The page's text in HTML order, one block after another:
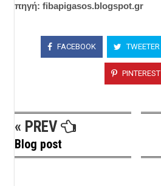
πηγή: fibapigasos.blogspot.gr
FACEBOOK TWEETER
PINTEREST
« PREV
Blog post